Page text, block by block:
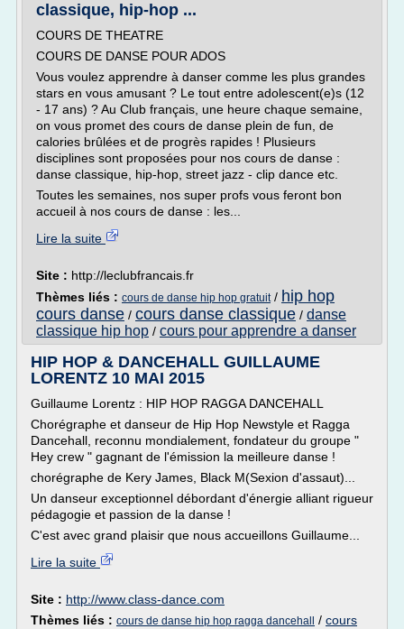
classique, hip-hop ...
COURS DE THEATRE
COURS DE DANSE POUR ADOS
Vous voulez apprendre à danser comme les plus grandes
stars en vous amusant ? Le tout entre adolescent(e)s (12
- 17 ans) ? Au Club français, une heure chaque semaine,
on vous promet des cours de danse plein de fun, de
calories brûlées et de progrès rapides ! Plusieurs
disciplines sont proposées pour nos cours de danse :
danse classique, hip-hop, street jazz - clip dance etc.
Toutes les semaines, nos super profs vous feront bon
accueil à nos cours de danse : les...
Lire la suite
Site : http://leclubfrancais.fr
Thèmes liés : cours de danse hip hop gratuit/ hip hop
cours danse / cours danse classique / danse
classique hip hop / cours pour apprendre a danser
HIP HOP & DANCEHALL GUILLAUME
LORENTZ 10 MAI 2015
Guillaume Lorentz : HIP HOP RAGGA DANCEHALL
Chorégraphe et danseur de Hip Hop Newstyle et Ragga
Dancehall, reconnu mondialement, fondateur du groupe "
Hey crew " gagnant de l'émission la meilleure danse !
chorégraphe de Kery James, Black M(Sexion d'assaut)...
Un danseur exceptionnel débordant d'énergie alliant rigueur
pédagogie et passion de la danse !
C'est avec grand plaisir que nous accueillons Guillaume...
Lire la suite
Site : http://www.class-dance.com
Thèmes liés : cours de danse hip hop ragga dancehall / cours